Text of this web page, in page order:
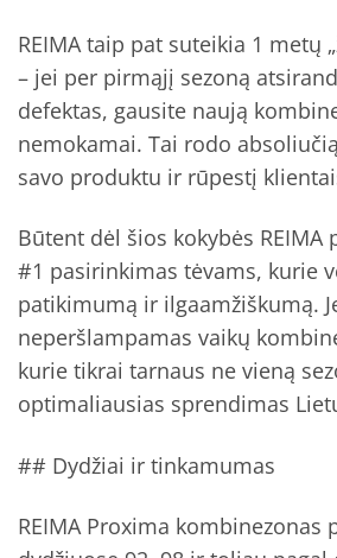
REIMA taip pat suteikia 1 metų
– jei per pirmąjį sezoną
defektas, gausite naują
nemokamai. Tai rodo
savo produktu ir rūpestį
Būtent dėl šios kokybės REIMA
#1 pasirinkimas tėvams, kurie
patikimumą ir ilgaamžiškumą.
neperšlampamas vaikų
kurie tikrai tarnaus ne vieną
optimaliausias sprendimas
## Dydžiai ir tinkamumas
REIMA Proxima kombinezonas